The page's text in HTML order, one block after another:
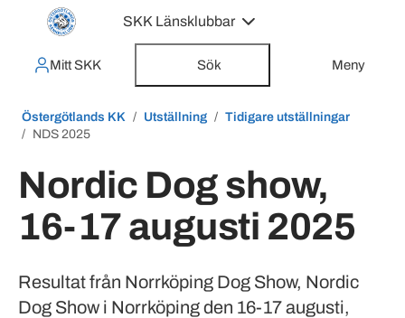
SKK Länsklubbar
Mitt SKK Sök Meny
Östergötlands KK Utställning
Tidigare utställningar
NDS 2025
Nordic Dog show,
16-17 augusti 2025
Resultat från Norrköping Dog Show, Nordic
Dog Show i Norrköping den 16-17 augusti,